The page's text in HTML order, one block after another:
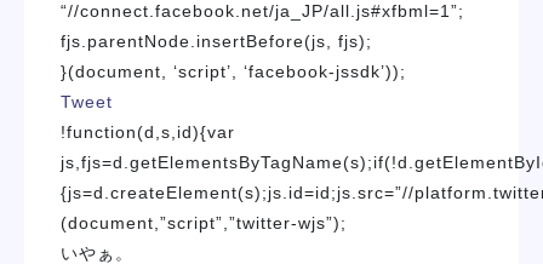
“//connect.facebook.net/ja_JP/all.js#xfbml=1”;
fjs.parentNode.insertBefore(js, fjs);
}(document, ‘script’, ‘facebook-jssdk’));
Tweet
!function(d,s,id){var
{js=d.createElement(s);js.id=id;js.src=”//
(document,”script”,”twitter-wjs”);
いやぁ。
学校紹介
教育システム